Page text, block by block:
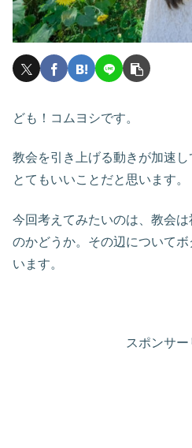
ども！コムヨシです。
教会を引き上げる動きが加速
とてもいいことだと思います。
今回考えてみたいのは、教会
のかどうか。その辺について
います。
スポンサー